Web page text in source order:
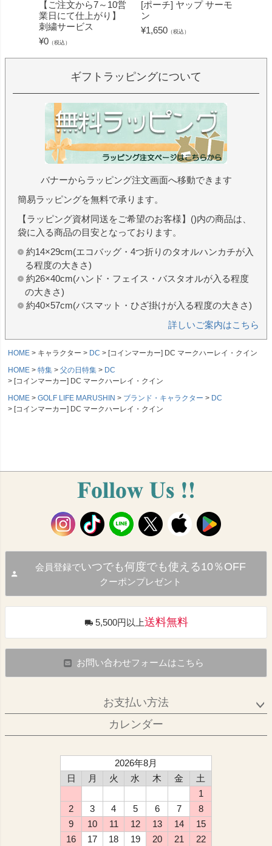
【ご注文から7～10営
業日にて仕上がり】
刺繍サービス
¥0 （税込）
[ポーチ] ヤップ サーモ
ン
¥1,650 （税込）
ギフトラッピングについて
バナーからラッピング注文画面へ移動できます
簡易ラッピングを無料で承ります。
【ラッピング資材同送をご希望のお客様】()内の商品は、
袋に入る商品の目安となっております。
約14×29cm(エコバッグ・4つ折りのタオルハンカチが入
る程度の大きさ)
約26×40cm(ハンド・フェイス・バスタオルが入る程度
の大きさ)
約40×57cm(バスマット・ひざ掛けが入る程度の大きさ)
詳しいご案内はこちら
HOME キャラクター DC
[コインマーカー] DC マークハーレイ・クイン
HOME
特集 父の日特集
DC
[コインマーカー] DC マークハーレイ・クイン
HOME
GOLF LIFE MARUSHIN ブランド・キャラクター
DC
[コインマーカー] DC マークハーレイ・クイン
会員登録でいつでも何度でも使える10％OFF
クーポンプレゼント
5,500円以上送料無料
お問い合わせフォームはこちら
お支払い方法
カレンダー
2026年8月
日
月 火 水 木 金
土
1
2
3 4 5 6 7
8
9
10 11 12 13 14
15
16
17 18 19 20 21
22